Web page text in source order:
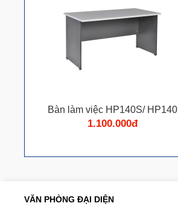
Bàn làm việc HP140S/ HP140
1.100.000đ
VĂN PHÒNG ĐẠI DIỆN